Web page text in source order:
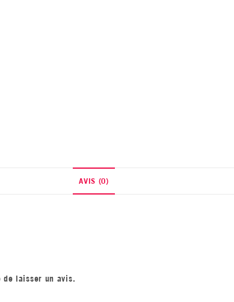
AVIS (0)
laisser un avis.